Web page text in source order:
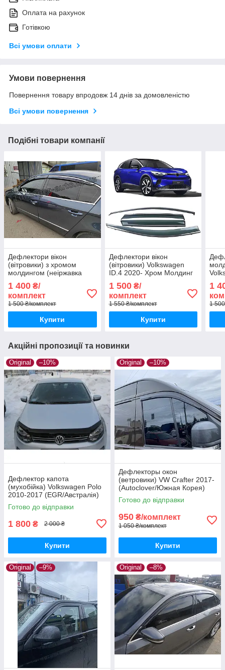
Оплата на рахунок
Готівкою
Всі умови оплати
Умови повернення
Повернення товару впродовж 14 днів за домовленістю
Всі умови повернення
Подібні товари компанії
Дефлектори вікон
(вітровики) з хромом
молдингом (неіржавка
B6/ B7 2006-
1 400 ₴/
комплект
1 500 ₴/комплект
Купити
Дефлектори вікон
(вітровики) Volkswagen
ID.4 2020- Хром Молдинг
1 500₴/
комплект
1 550 ₴/комплект
Купити
1
1
Акційні пропозиції та новинки
Original –10%
Дефлектор капота
(мухобійка) Volkswagen Polo
2010-2017 (EGR/Австралія)
Готово до відправки
1 800 ₴ 2 000 ₴
Купити
Original –10%
Дефлекторы окон
(ветровики) VW Crafter 2017-
(Autoclover/Южная Корея)
Готово до відправки
950 ₴/комплект
1 050 ₴/комплект
Купити
Original –9% Original –8%